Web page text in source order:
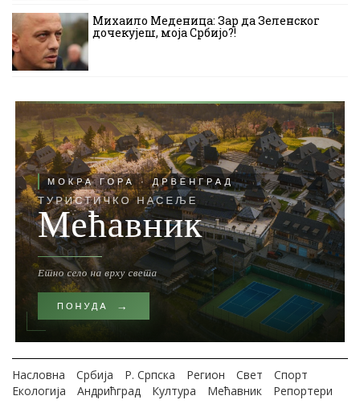
Михаило Меденица: Зар да Зеленског
дочекујеш, моја Србијо?!
Насловна Србија Р. Српска Регион Свет
Спорт
Екологија
Андрићград Култура Мећавник
Репортери